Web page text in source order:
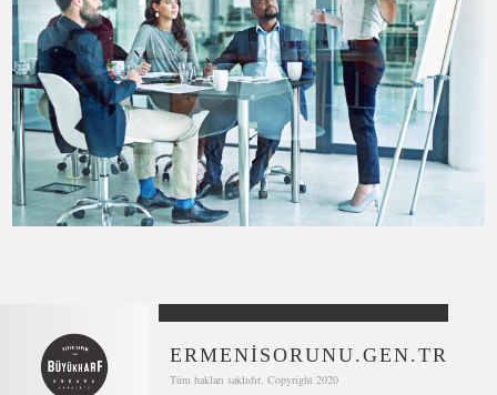
ERMENİSORUNU.GEN.TR
Tüm hakları saklıdır. Copyright 2020